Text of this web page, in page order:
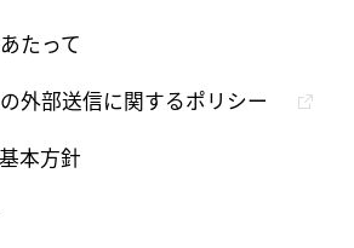
たって
外部送信に関するポリシー
本方針